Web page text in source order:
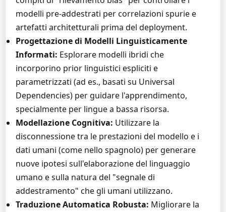
modelli pre-addestrati per correlazioni spurie e
artefatti architetturali prima del deployment.
Progettazione di Modelli Linguisticamente
Informati: Esplorare modelli ibridi che
incorporino prior linguistici espliciti e
parametrizzati (ad es., basati su Universal
Dependencies) per guidare l'apprendimento,
specialmente per lingue a bassa risorsa.
Modellazione Cognitiva: Utilizzare la
disconnessione tra le prestazioni del modello e i
dati umani (come nello spagnolo) per generare
nuove ipotesi sull'elaborazione del linguaggio
umano e sulla natura del "segnale di
addestramento" che gli umani utilizzano.
Traduzione Automatica Robusta: Migliorare la